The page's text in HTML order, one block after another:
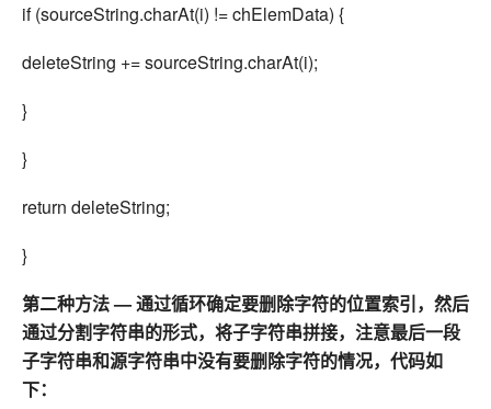
if (sourceString.charAt(i) != chElemData) {
deleteString += sourceString.charAt(i);
}
}
return deleteString;
}
第二种方法 — 通过循环确定要删除字符的位置索引，然后
通过分割字符串的形式，将子字符串拼接，注意最后一段
子字符串和源字符串中没有要删除字符的情况，代码如
下：